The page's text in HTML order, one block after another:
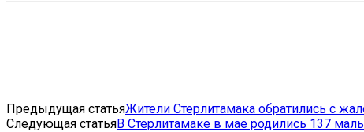
Предыдущая статьяЖители Стерлитамака обратились с
Следующая статьяВ Стерлитамаке в мае родились 137